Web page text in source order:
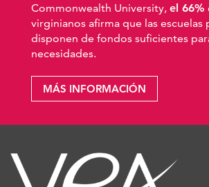
Commonwealth University, el 66%
virginianos afirma que las escuelas
disponen de fondos suficientes
necesidades.
MÁS INFORMACIÓN